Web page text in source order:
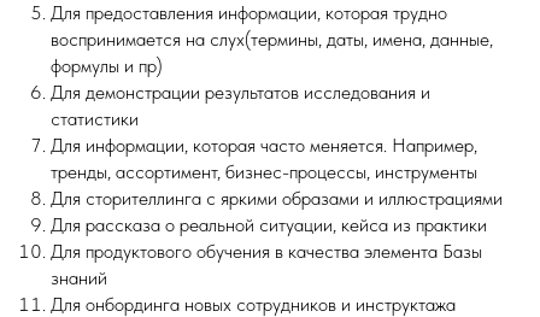
Для предоставления информации, которая трудно
воспринимается на слух(термины, даты, имена, данные,
формулы и пр)
Для демонстрации результатов исследования и
статистики
Для информации, которая часто меняется. Например,
тренды, ассортимент, бизнес-процессы, инструменты
Для сторителлинга с яркими образами и иллюстрациями
Для рассказа о реальной ситуации, кейса из практики
Для продуктового обучения в качества элемента Базы
знаний
Для онбординга новых сотрудников и инструктажа